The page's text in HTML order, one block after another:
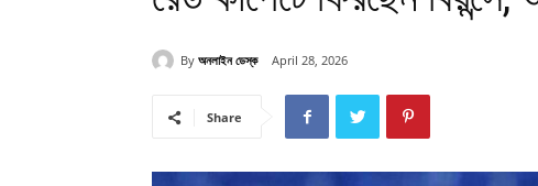
By অনলাইন ডেস্ক April 28, 2026
Share